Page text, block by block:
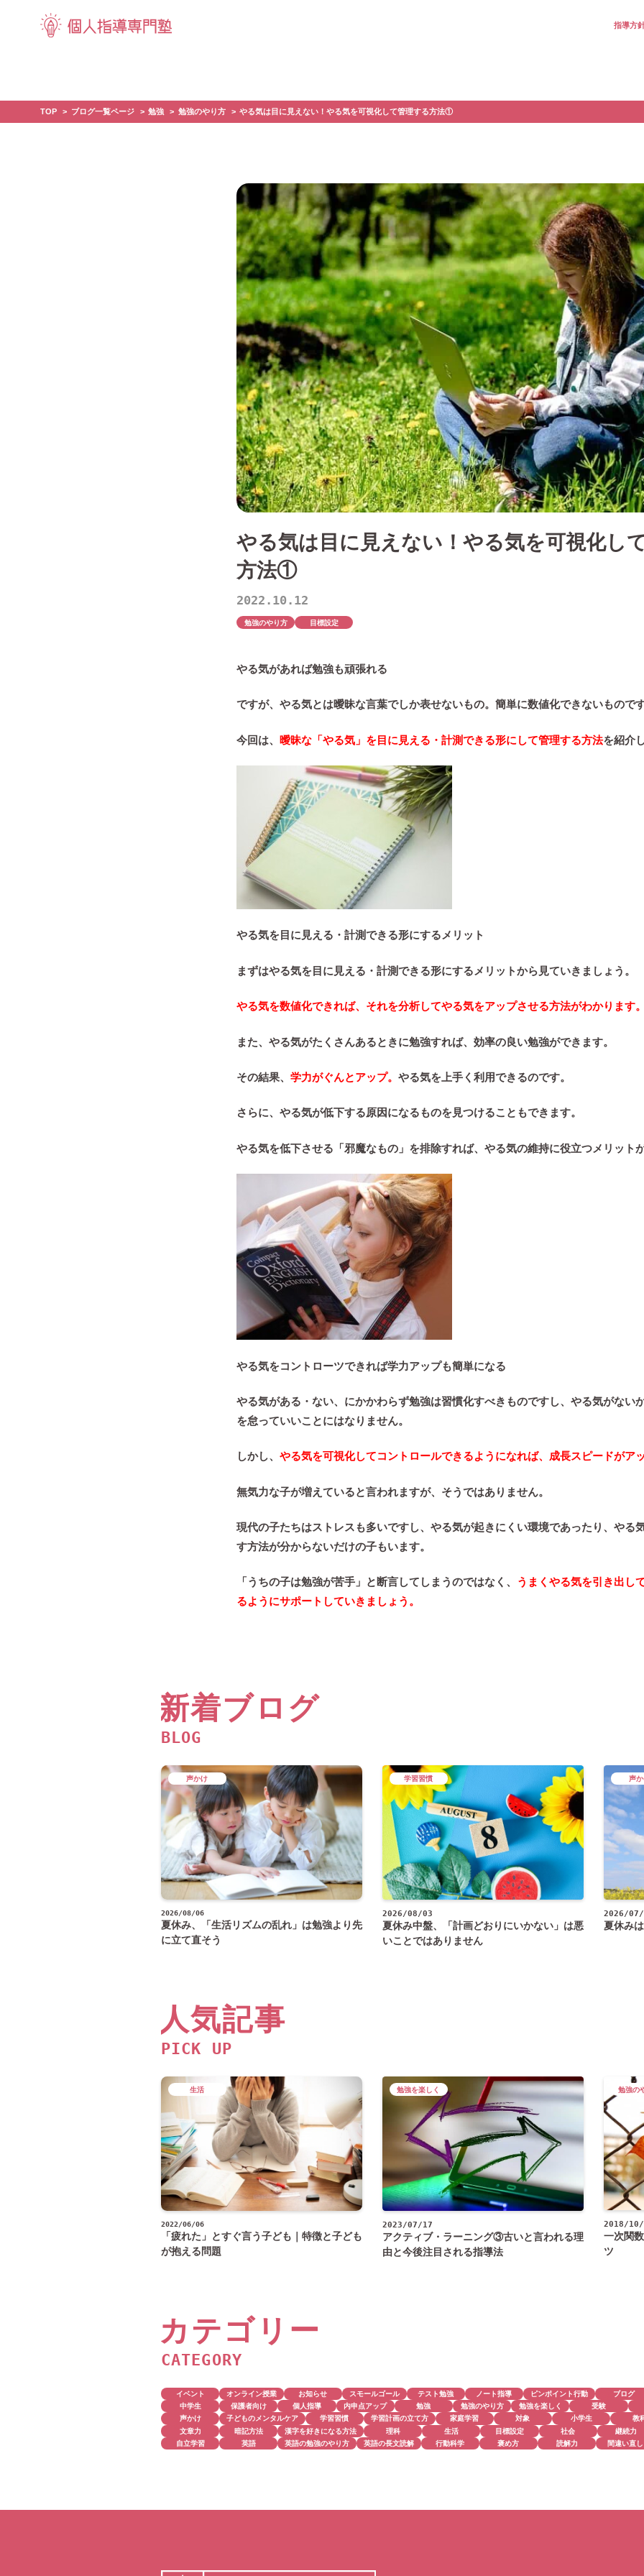
指導方
TOP ブログ一覧ページ 勉強 勉強のやり方 やる気は目に見えない！やる気を可視化して管理する方法①
やる気は目に見えない！やる気を可視化し
方法①
2022.10.12
勉強のやり方 目標設定
やる気があれば勉強も頑張れる
ですが、やる気とは曖昧な言葉でしか表せないもの。簡単に数値化できないもので
今回は、 曖昧な「やる気」を目に見える・計測できる形にして管理する方法を紹介
やる気を目に見える・計測できる形にするメリット
まずはやる気を目に見える・計測できる形にするメリットから見ていきましょう。
やる気を数値化できれば、それを分析してやる気をアップさせる方法がわかります
また、やる気がたくさんあるときに勉強すれば、効率の良い勉強ができます。
その結果、 学力がぐんとアップ。 やる気を上手く利用できるのです。
さらに、 やる気が低下する原因になるものを見つけることもできます。
やる気を低下させる「邪魔なもの」を排除すれば、やる気の維持に役立つメリット
やる気をコントローツできれば学力アップも簡単になる
やる気がある・ない、にかかわらず勉強は習慣化すべきものですし、やる気がない
を怠っていいことにはなりません。
しかし、 やる気を可視化してコントロールできるようになれば、成長スピードがア
無気力な子が増えていると言われますが、そうではありません。
現代の子たちはストレスも多いですし、やる気が起きにくい環境であったり、やる
す方法が分からないだけの子もいます。
「うちの子は勉強が苦手」と断言してしまうのではなく、
うまくやる気を引き出し
るようにサポートしていきましょう。
新着ブログ
BLOG
2026/08/06
夏休み、「生活リズムの乱れ」は勉強より先
に立て直そう
声かけ
2026/08/03
夏休み中盤、「計画どおりにいかない」は悪
いことではありません
学習習慣
2026/
夏休み
声
人気記事
PICK UP
2022/06/06
「疲れた」とすぐ言う子ども｜特徴と子ども
が抱える問題
生活
2023/07/17
アクティブ・ラーニング③古いと言われる理
由と今後注目される指導法
勉強を楽しく
2018/
一次関
ツ
勉強の
カテゴリー
CATEGORY
イベント オンライン授業 お知らせ スモールゴール テスト勉強 ノート指導 ピンポイント行動
ブログ
中学生
保護者向け 個人指導 内申点アップ 勉強 勉強のやり方 勉強を楽しく
受験
声かけ
子どものメンタルケア 学習習慣 学習計画の立て方 家庭学習 対象 小学生
教
文章力
暗記方法 漢字を好きになる方法 理科 生活 目標設定 社会
継続力
自立学習
英語 英語の勉強のやり方 英語の長文読解 行動科学 褒め方 読解力 間違い直し